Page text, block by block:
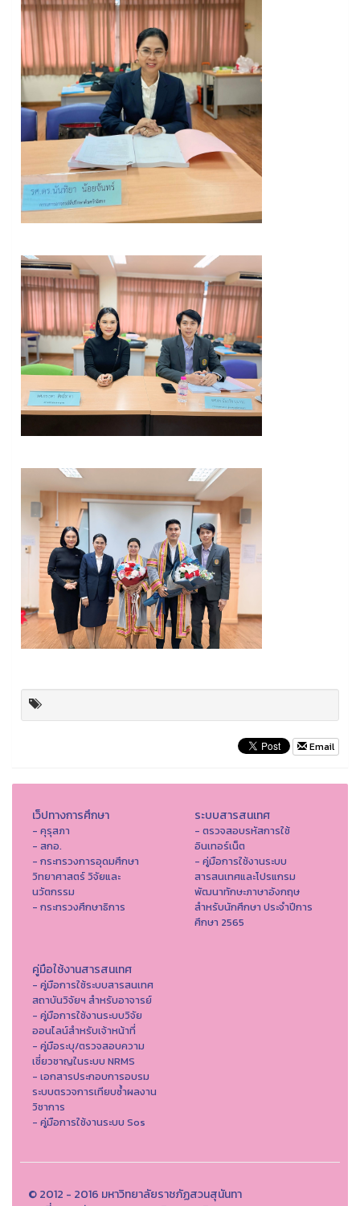
Email
เว็ปทางการศึกษา
- คุรุสภา
- สกอ.
- กระทรวงการอุดมศึกษา
วิทยาศาสตร์ วิจัยและ
นวัตกรรม
- กระทรวงศึกษาธิการ
ระบบสารสนเทศ
- ตรวจสอบรหัสการใช้
อินเทอร์เน็ต
- คู่มือการใช้งานระบบ
สารสนเทศและโปรแกรม
พัฒนาทักษะภาษาอังกฤษ
สำหรับนักศึกษา ประจำปีการ
ศึกษา 2565
คู่มือใช้งานสารสนเทศ
- คู่มือการใช้ระบบสารสนเทศ
สถาบันวิจัยฯ สำหรับอาจารย์
- คู่มือการใช้งานระบบวิจัย
ออนไลน์สำหรับเจ้าหน้าที่
- คู่มือระบุ/ตรวจสอบความ
เชี่ยวชาญในระบบ NRMS
- เอกสารประกอบการอบรม
ระบบตรวจการเทียบซ้ำผลงาน
วิชาการ
- คู่มือการใช้งานระบบ Sos
© 2012 - 2016 มหาวิทยาลัยราชภัฏสวนสุนันทา